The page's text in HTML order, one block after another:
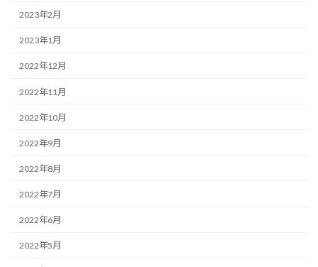
2023年2月
2023年1月
2022年12月
2022年11月
2022年10月
2022年9月
2022年8月
2022年7月
2022年6月
2022年5月